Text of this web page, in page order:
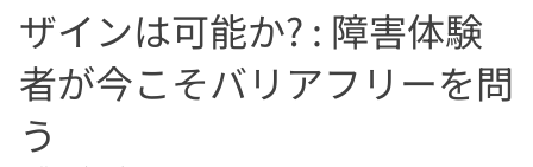
リアフリーを問う
ザインは可能か? : 障害体験
者が今こそバリアフリーを問
う